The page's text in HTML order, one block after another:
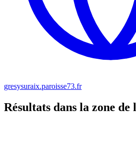
gresysuraix.paroisse73.fr
Résultats dans la zone de